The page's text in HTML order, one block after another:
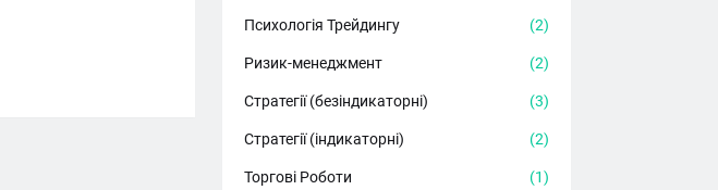
Психологія Трейдингу (2)
Ризик-менеджмент (2)
Стратегії (безіндикаторні) (3)
Стратегії (індикаторні) (2)
Торгові Роботи (1)